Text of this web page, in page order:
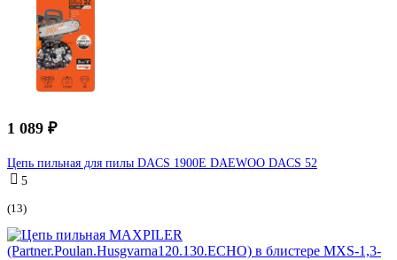
1 089 ₽
Цепь пильная для пилы DACS 1900E DAEWOO DACS 52
5
(13)